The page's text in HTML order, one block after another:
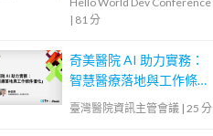
| 81 分
奇美醫院 AI 助力實務：
智慧醫療落地與工作條件
優化
臺灣醫院資訊主管會議 | 25 分